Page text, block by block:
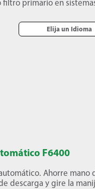
filtro primario en
Elija un Idioma
F6400
Ahorre mano
descarga y gire la